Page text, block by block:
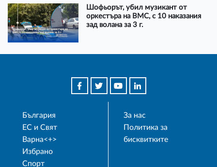
Шофьорът, убил музикант от
оркестъра на ВМС, с 10 наказания
зад волана за 3 г.
България
ЕС и Свят
Варна<+>
Избрано
Спорт
За нас
Политика за
бисквитките